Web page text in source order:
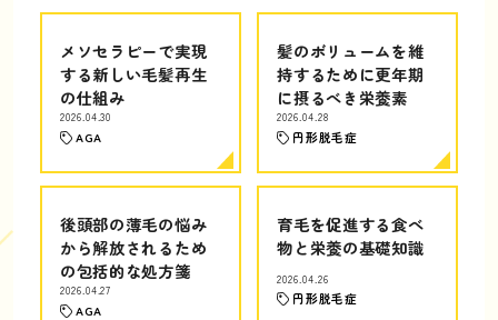
メソセラピーで実現
する新しい毛髪再生
の仕組み
2026.04.30
AGA
髪のボリュームを維
持するために更年期
に摂るべき栄養素
2026.04.28
円形脱毛症
後頭部の薄毛の悩み
から解放されるため
の包括的な処方箋
2026.04.27
AGA
育毛を促進する食べ
物と栄養の基礎知識
2026.04.26
円形脱毛症